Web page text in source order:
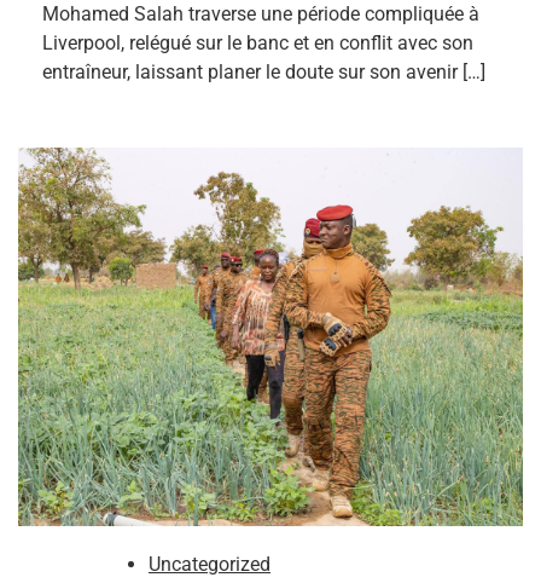
Mohamed Salah traverse une période compliquée à
Liverpool, relégué sur le banc et en conflit avec son
entraîneur, laissant planer le doute sur son avenir […]
Uncategorized